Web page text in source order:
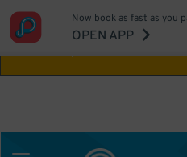
Aw Shucks!
Now book as fast as you
OPEN APP